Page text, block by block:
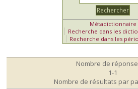
Métadictionnaire
Recherche dans les
Recherche dans les
Nombre de
1-1
Nombre de résultats par